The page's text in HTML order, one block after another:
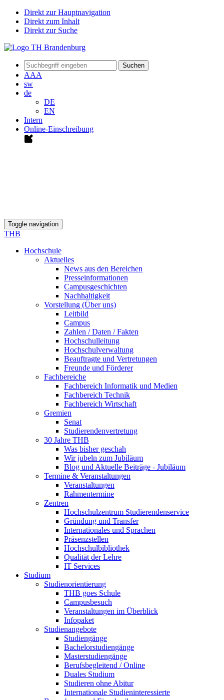
Direkt zur Hauptnavigation
Direkt zum Inhalt
Direkt zur Suche
Suchen
AAA
sw
de
DE
EN
Intern
Online-Einschreibung
Toggle navigation
THB
Hochschule
Aktuelles
News aus den Bereichen
Presseinformationen
Campusgeschichten
Nachhaltigkeit
Vorstellung (Über uns)
Leitbild
Campus
Zahlen / Daten / Fakten
Hochschulleitung
Hochschulverwaltung
Beauftragte und Vertretungen
Freunde und Förderer
Fachbereiche
Fachbereich Informatik und Medien
Fachbereich Technik
Fachbereich Wirtschaft
Gremien
Senat
Studierendenvertretung
30 Jahre THB
Was bisher geschah
Wir jubeln zum Jubiläum
Blog und Aktuelle Beiträge - Jubiläum
Termine & Veranstaltungen
Veranstaltungen
Rahmentermine
Zentren
Hochschulzentrum Studierendenservice
Gründung und Transfer
Internationales und Sprachen
Präsenzstellen
Hochschulbibliothek
Qualität der Lehre
IT Services
Studium
Studienorientierung
THB goes Schule
Campusbesuch
Veranstaltungen im Überblick
Infopaket
Studienangebote
Studiengänge
Bachelorstudiengänge
Masterstudiengänge
Berufsbegleitend / Online
Duales Studium
Studieren ohne Abitur
Internationale Studieninteressierte